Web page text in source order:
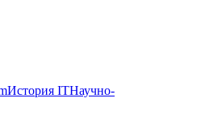
История ITНаучно-